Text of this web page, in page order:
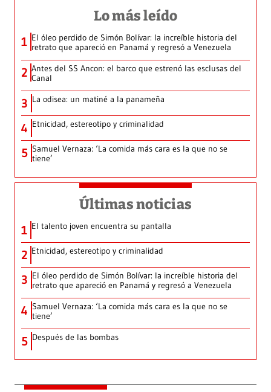
Lo más leído
1 El óleo perdido de Simón Bolívar: la increíble historia del
retrato que apareció en Panamá y regresó a Venezuela
2 Antes del SS Ancon: el barco que estrenó las esclusas del
Canal
3 La odisea: un matiné a la panameña
4 Etnicidad, estereotipo y criminalidad
5 Samuel Vernaza: ‘La comida más cara es la que no se
tiene’
Últimas noticias
1 El talento joven encuentra su pantalla​
2 Etnicidad, estereotipo y criminalidad
3 El óleo perdido de Simón Bolívar: la increíble historia del
retrato que apareció en Panamá y regresó a Venezuela
4 Samuel Vernaza: ‘La comida más cara es la que no se
tiene’
5 Después de las bombas